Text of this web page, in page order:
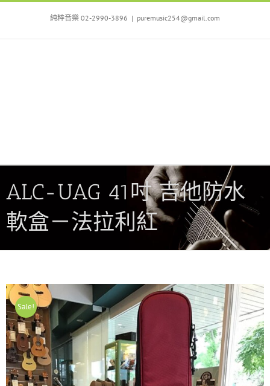
Skip
純粹音樂 02-2990-3896 | puremusic254@gmail.com
ALC-UAG 41吋 吉他防水
軟盒－法拉利紅
Sale!